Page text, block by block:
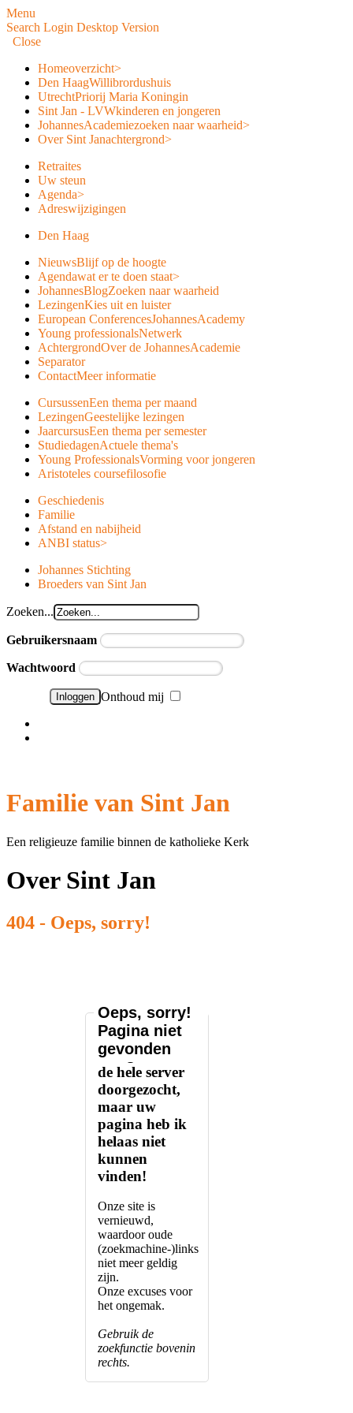
Menu
Search Login Desktop Version
Close
Homeoverzicht>
Den HaagWillibrordushuis
UtrechtPriorij Maria Koningin
Sint Jan - LVWkinderen en jongeren
JohannesAcademiezoeken naar waarheid>
Over Sint Janachtergrond>
Retraites
Uw steun
Agenda>
Adreswijzigingen
Den Haag
NieuwsBlijf op de hoogte
Agendawat er te doen staat>
JohannesBlogZoeken naar waarheid
LezingenKies uit en luister
European ConferencesJohannesAcademy
Young professionalsNetwerk
AchtergrondOver de JohannesAcademie
Separator
ContactMeer informatie
CursussenEen thema per maand
LezingenGeestelijke lezingen
JaarcursusEen thema per semester
StudiedagenActuele thema's
Young ProfessionalsVorming voor jongeren
Aristoteles coursefilosofie
Geschiedenis
Familie
Afstand en nabijheid
ANBI status>
Johannes Stichting
Broeders van Sint Jan
Zoeken...
Gebruikersnaam
Wachtwoord
Onthoud mij
Familie van Sint Jan
Een religieuze familie binnen de katholieke Kerk
Over Sint Jan
404 - Oeps, sorry!
Oeps, sorry!
Pagina niet
gevonden
Ik heb m'n
best gedaan,
de hele server
doorgezocht,
maar uw
pagina heb ik
helaas niet
kunnen
vinden!
Onze site is
vernieuwd,
waardoor oude
(zoekmachine-)links
niet meer geldig
zijn.
Onze excuses voor
het ongemak.
Gebruikde
zoekfunctie bovenin
rechts.